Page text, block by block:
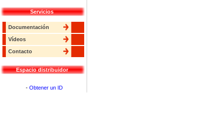
Servicios
Documentación
Vídeos
Contacto
Espacio distribuidor
- Obtener un ID